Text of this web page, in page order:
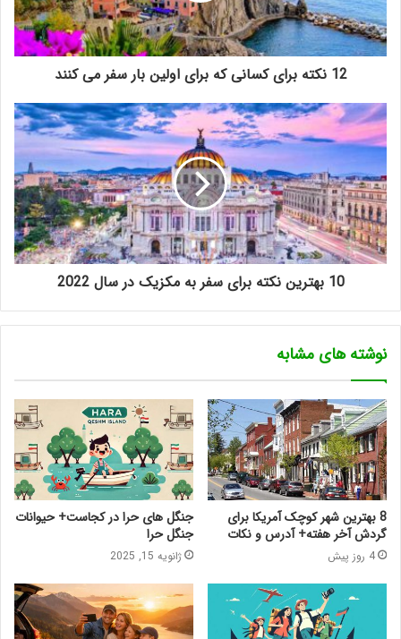
12 نکته برای کسانی که برای اولین بار سفر می کنند
10 بهترین نکته برای سفر به مکزیک در سال 2022
نوشته های مشابه
8 بهترین شهر کوچک آمریکا برای
گردش آخر هفته+ آدرس و نکات
4 روز پیش
جنگل های حرا در کجاست+ حیوانات
جنگل حرا
ژانویه 15, 2025